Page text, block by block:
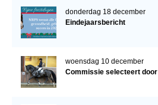
donderdag 18 december
Eindejaarsbericht
woensdag 10 december
Commissie selecteert door